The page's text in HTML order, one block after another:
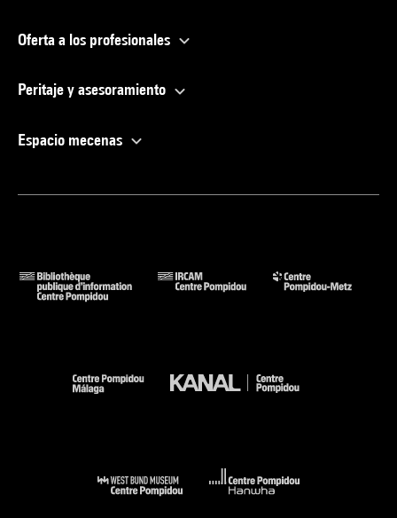
Oferta a los profesionales
Peritaje y asesoramiento
Espacio mecenas